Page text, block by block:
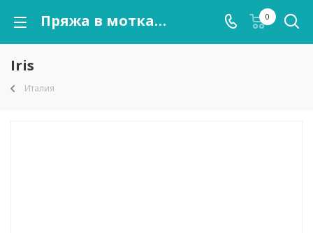
Пряжа в мотках Iris оптом от kutnor.ru 0
Iris
Италия